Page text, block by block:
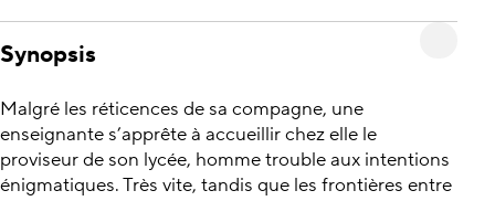
Synopsis
Malgré les réticences de sa compagne, une
enseignante s’apprête à accueillir chez elle le
proviseur de son lycée, homme trouble aux intentions
énigmatiques. Très vite, tandis que les frontières entre